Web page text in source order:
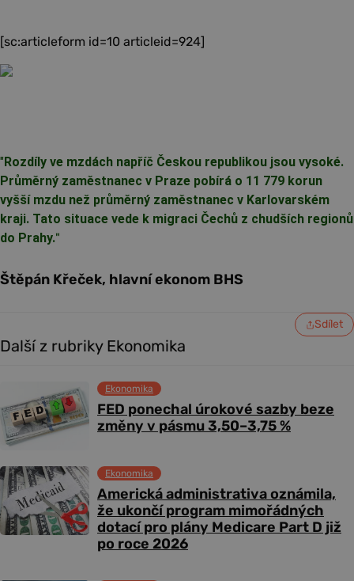
[sc:articleform id=10 articleid=924]
" Rozdíly ve mzdách napříč Českou republikou jsou vysoké.
Průměrný zaměstnanec v Praze pobírá o 11 779 korun
vyšší mzdu než průměrný zaměstnanec v Karlovarském
kraji. Tato situace vede k migraci Čechů z chudších regionů
do Prahy."
Štěpán Křeček, hlavní ekonom BHS
Sdílet
Další z rubriky Ekonomika
FED ponechal úrokové sazby beze
změny v pásmu 3,50–3,75 %
Ekonomika
Americká administrativa oznámila,
že ukončí program mimořádných
dotací pro plány Medicare Part D již
po roce 2026
Ekonomika